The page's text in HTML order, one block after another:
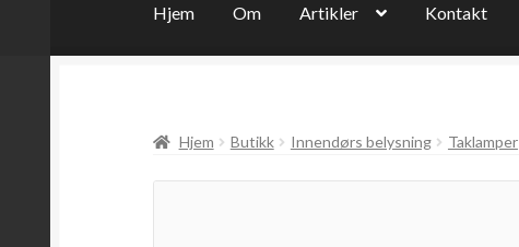
Hjem Om Artikler Kontakt
Hjem Butikk Innendørs belysning Taklamper